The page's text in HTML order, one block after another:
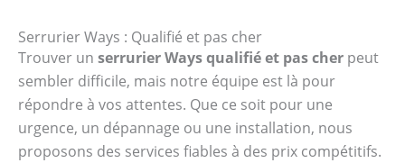
Serrurier Ways : Qualifié et pas cher
Trouver un serrurier Ways qualifié et pas cher peut
sembler difficile, mais notre équipe est là pour
répondre à vos attentes. Que ce soit pour une
urgence, un dépannage ou une installation, nous
proposons des services fiables à des prix compétitifs.